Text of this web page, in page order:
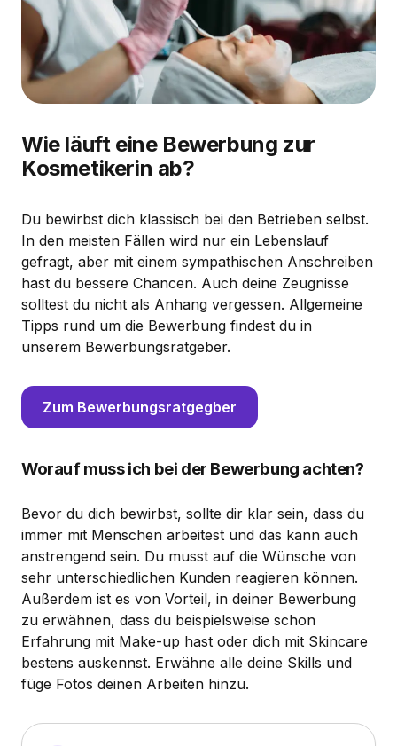
Wie läuft eine Bewerbung zur
Kosmetikerin ab?
Du bewirbst dich klassisch bei den Betrieben selbst.
In den meisten Fällen wird nur ein Lebenslauf
gefragt, aber mit einem sympathischen Anschreiben
hast du bessere Chancen. Auch deine Zeugnisse
solltest du nicht als Anhang vergessen. Allgemeine
Tipps rund um die Bewerbung findest du in
unserem Bewerbungsratgeber.
Zum Bewerbungsratgegber
Worauf muss ich bei der Bewerbung achten?
Bevor du dich bewirbst, sollte dir klar sein, dass du
immer mit Menschen arbeitest und das kann auch
anstrengend sein. Du musst auf die Wünsche von
sehr unterschiedlichen Kunden reagieren können.
Außerdem ist es von Vorteil, in deiner Bewerbung
zu erwähnen, dass du beispielsweise schon
Erfahrung mit Make-up hast oder dich mit Skincare
bestens auskennst. Erwähne alle deine Skills und
füge Fotos deinen Arbeiten hinzu.